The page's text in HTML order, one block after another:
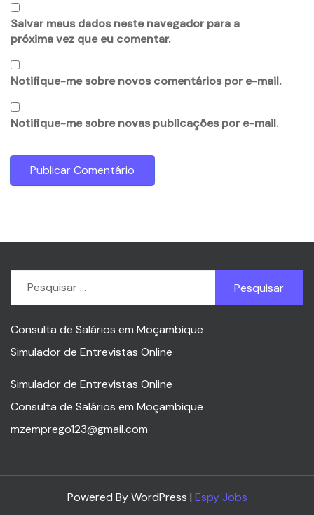
Salvar meus dados neste navegador para a
próxima vez que eu comentar.
Notifique-me sobre novos comentários por e-mail.
Notifique-me sobre novas publicações por e-mail.
por:
Consulta de Salários em Moçambique
Simulador de Entrevistas Online
Simulador de Entrevistas Online
Consulta de Salários em Moçambique
mzemprego123@gmail.com
Powered By WordPress | Espy Jobs